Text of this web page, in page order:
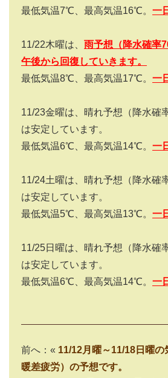
最低気温7℃、最高気温16℃。 一
11/22木曜は、 雨予想（降水確率7
午後から回復していきます。
最低気温8℃、最高気温17℃。 一
11/23金曜は、晴れ予想（降水確
は安定しています。
最低気温6℃、最高気温14℃。 一
11/24土曜は、晴れ予想（降水確
は安定しています。
最低気温5℃、最高気温13℃。 一
11/25日曜は、晴れ予想（降水確
は安定しています。
最低気温6℃、最高気温14℃。 一
前へ：« 11/12月曜～11/18日曜
暖差疲労）の予想です。